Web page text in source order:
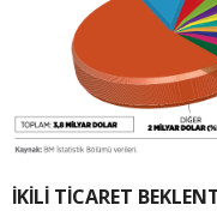
İKİLİ TİCARET